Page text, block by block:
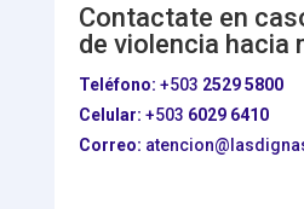
Contactate en
de violencia hacia
Teléfono: +503 2529 5800
Celular: +503 6029 6410
Correo: